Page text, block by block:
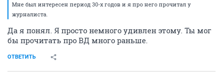
Мне был интересен период 30-х годов и я про него прочитал у
журналиста.
Да я понял. Я просто немного удивлен этому. Ты мог
бы прочитать про ВД много раньше.
ОТВЕТИТЬ